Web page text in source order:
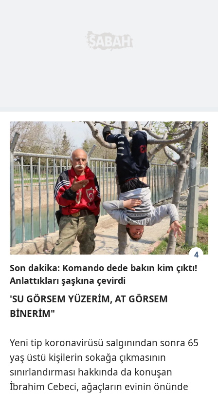
4
Son dakika: Komando dede bakın kim çıktı!
Anlattıkları şaşkına çevirdi
'SU GÖRSEM YÜZERİM, AT GÖRSEM
BİNERİM"
Yeni tip koronavirüsü salgınından sonra 65
yaş üstü kişilerin sokağa çıkmasının
sınırlandırması hakkında da konuşan
İbrahim Cebeci, ağaçların evinin önünde